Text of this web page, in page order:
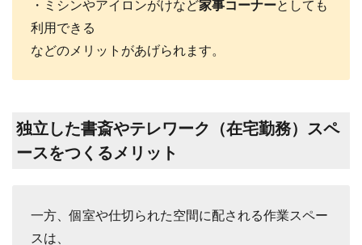
・ミシンやアイロンがけなど家事コーナーとしても
利用できる
などのメリットがあげられます。
独立した書斎やテレワーク（在宅勤務）スペ
ースをつくるメリット
一方、個室や仕切られた空間に配される作業スペー
スは、